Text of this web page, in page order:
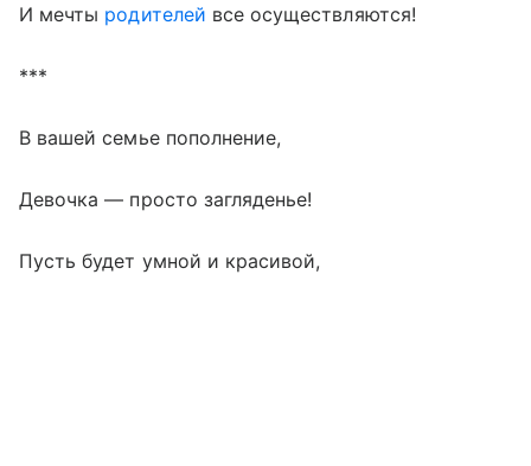
И мечты родителей все осуществляются!
***
В вашей семье пополнение,
Девочка — просто загляденье!
Пусть будет умной и красивой,